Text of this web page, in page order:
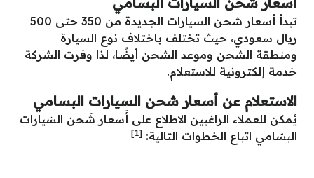
تبدأ أسعار شحن السيارات الجديدة من 350 حتى 500
ريال سعودي، حيث تختلف باختلاف نوع السيارة
ومنطقة الشحن وموعد الشحن أيضًا، لذا وفرت الشركة
خدمة إلكترونية للاستعلام.
الاستعلام عن أسعار شحن السيارات البسامي
يُمكن للعملاء الراغبين الاطلاع على أَسعار شَحن السّيارات
البسّامي اتباع الخطوات التالية: [1]